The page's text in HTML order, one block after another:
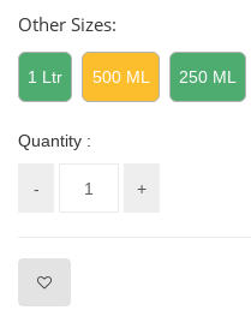
Other Sizes:
1 Ltr 500 ML 250 ML
Quantity :
- +